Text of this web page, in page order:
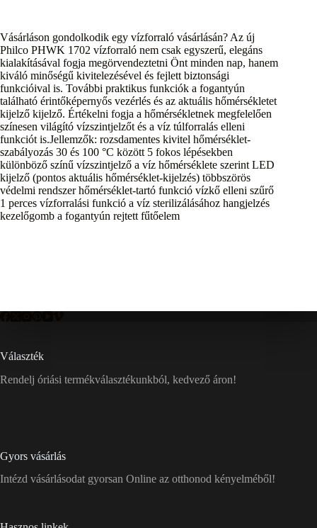
Vásárláson gondolkodik egy vízforraló vásárlásán? Az új
Philco PHWK 1702 vízforraló nem csak egyszerű, elegáns
kialakításával fogja megörvendeztetni Önt minden nap, hanem
kiváló minőségű kivitelezésével és fejlett biztonsági
funkcióival is. További praktikus funkciók a fogantyún
található érintőképernyős vezérlés és az aktuális hőmérsékletet
kijelző kijelző. Értékelni fogja a hőmérsékletnek megfelelően
színesen világító vízszintjelzőt és a víz túlforralás elleni
funkciót is.Jellemzők: rozsdamentes kivitel hőmérséklet-
szabályozás 30 és 100 °C között 5 fokos lépésekben
különböző színű vízszintjelző a víz hőmérséklete szerint LED
kijelző (pontos aktuális hőmérséklet-kijelzés) többszörös
védelmi rendszer hőmérséklet-tartó funkció vízkő elleni szűrő
1 perces vízforralási funkció a víz sterilizálásához hangjelzés
kezelőgomb a fogantyún rejtett fűtőelem
Választék
Rendelj óriási termékválasztékunkból, kedvező áron!
Gyors vásárlás
Intézd vásárlásodat gyorsan Online az otthonod kényelméből!